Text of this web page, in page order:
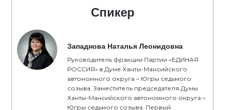
Спикер
Западнова Наталья Леонидовна
Руководитель фракции Партии «ЕДИНАЯ
РОССИЯ» в Думе Ханты-Мансийского
автономного округа – Югры седьмого
созыва. Заместитель председателя Думы
Ханты-Мансийского автономного округа –
Югры седьмого созыва. Первый